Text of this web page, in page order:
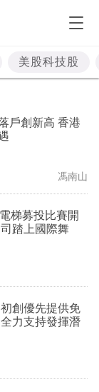
美股科技股
創新高 香港
馮南山
梯募投比賽開
踏上國際舞
創優先提供免